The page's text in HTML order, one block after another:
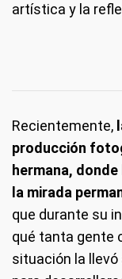
artística y la
Recientemente,
producción
hermana,
la mirada
que durante su
qué tanta gente
situación la